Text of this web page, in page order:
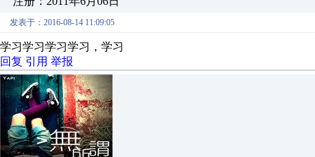
发表于：2016-08-14 11:09:05
学习学习学习学习，学习
回复 引用 举报